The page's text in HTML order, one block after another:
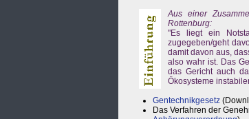
Aus einer
Rottenburg:
"Es liegt ein
zugegeben/geht
damit davon aus,
also wahr ist. Das
das Gericht auch
Ökosysteme
Gentechnikgesetz
Das Verfahren der